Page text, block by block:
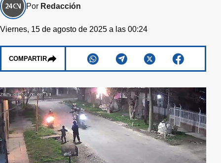
Por Redacción
Viernes, 15 de agosto de 2025 a las 00:24
COMPARTIR